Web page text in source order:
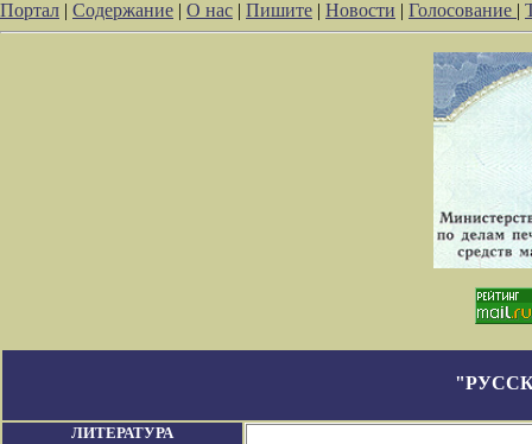
Портал | Содержание | О нас | Пишите | Новости | Голосование |
ЛИТЕРАТУРА